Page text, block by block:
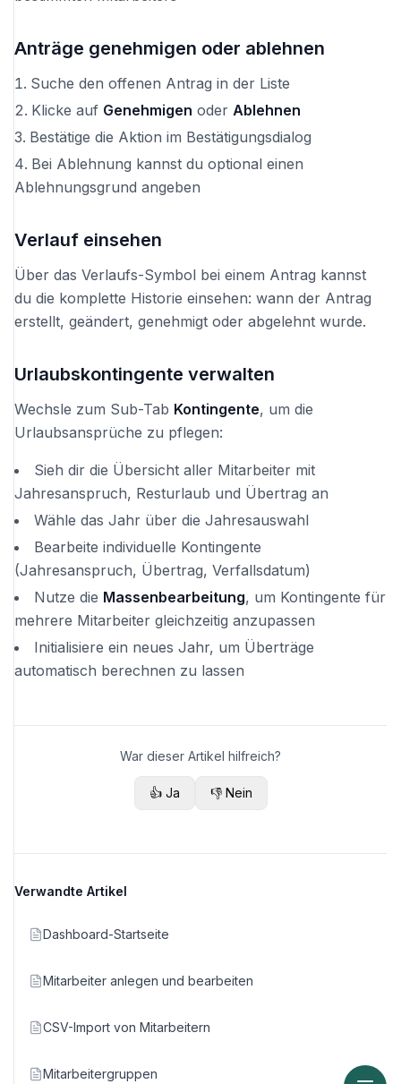
Anträge genehmigen oder ablehnen
Suche den offenen Antrag in der Liste
Klicke auf Genehmigen oder Ablehnen
Bestätige die Aktion im Bestätigungsdialog
Bei Ablehnung kannst du optional einen
Ablehnungsgrund angeben
Verlauf einsehen
Über das Verlaufs-Symbol bei einem Antrag kannst
du die komplette Historie einsehen: wann der Antrag
erstellt, geändert, genehmigt oder abgelehnt wurde.
Urlaubskontingente verwalten
Wechsle zum Sub-Tab Kontingente, um die
Urlaubsansprüche zu pflegen:
Sieh dir die Übersicht aller Mitarbeiter mit
Jahresanspruch, Resturlaub und Übertrag an
Wähle das Jahr über die Jahresauswahl
Bearbeite individuelle Kontingente
(Jahresanspruch, Übertrag, Verfallsdatum)
Nutze die Massenbearbeitung, um Kontingente für
mehrere Mitarbeiter gleichzeitig anzupassen
Initialisiere ein neues Jahr, um Überträge
automatisch berechnen zu lassen
War dieser Artikel hilfreich?
👍 Ja 👎 Nein
Verwandte Artikel
Dashboard-Startseite
Mitarbeiter anlegen und bearbeiten
CSV-Import von Mitarbeitern
Mitarbeitergruppen